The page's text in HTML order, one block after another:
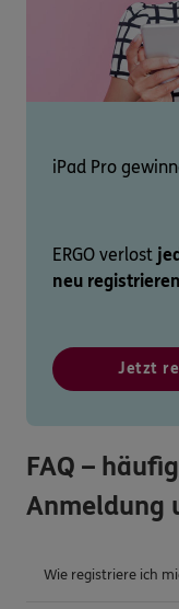
iPad Pro
ERGO verlost
neu registrieren
Jetzt
FAQ –
Anmeldung
Wie registriere ich